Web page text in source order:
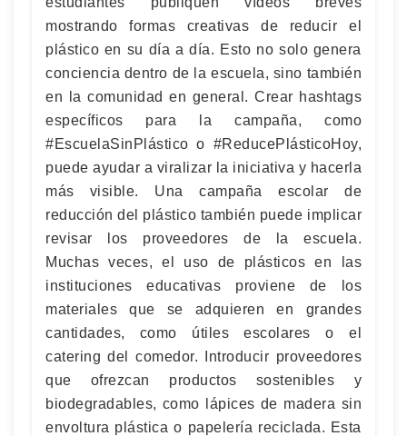
mostrando formas creativas de reducir el
plástico en su día a día. Esto no solo genera
conciencia dentro de la escuela, sino también
en la comunidad en general. Crear hashtags
específicos para la campaña, como
#EscuelaSinPlástico o #ReducePlásticoHoy,
puede ayudar a viralizar la iniciativa y hacerla
más visible. Una campaña escolar de
reducción del plástico también puede implicar
revisar los proveedores de la escuela.
Muchas veces, el uso de plásticos en las
instituciones educativas proviene de los
materiales que se adquieren en grandes
cantidades, como útiles escolares o el
catering del comedor. Introducir proveedores
que ofrezcan productos sostenibles y
biodegradables, como lápices de madera sin
envoltura plástica o papelería reciclada. Esta